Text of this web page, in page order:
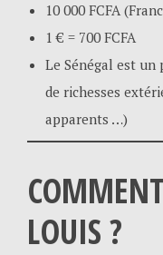
10 000 FCFA
1 € = 700 FCFA
Le Sénégal est
de richesses
apparents …)
LOUIS ?